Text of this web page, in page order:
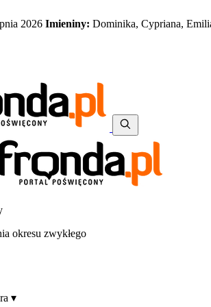
2026 Imieniny: Dominika, Cypriana,
okresu zwykłego
▾